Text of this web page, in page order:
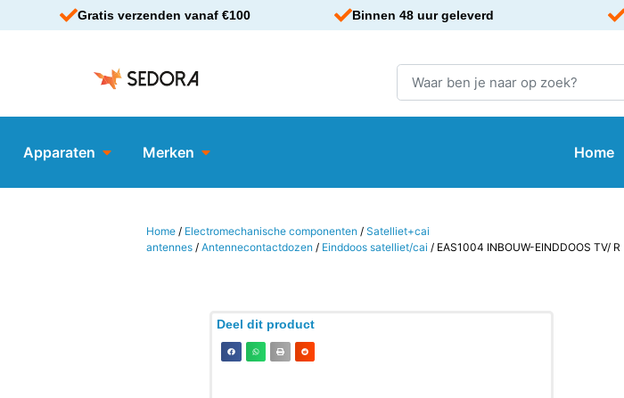
Gratis verzenden vanaf €100 Binnen 48 uur geleverd
Apparaten Merken Home
Home / Electromechanische componenten /Satelliet+cai
antennes /Antennecontactdozen / Einddoos satelliet/cai / EAS1004 INBOUW-EINDDOOS TV/ R
Deel dit product